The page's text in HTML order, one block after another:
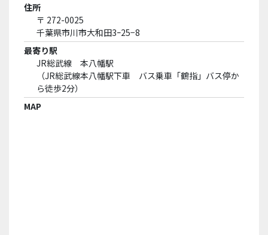
住所
〒 272-0025
千葉県市川市大和田3ｰ25−8
最寄り駅
JR総武線 本八幡駅
（JR総武線本八幡駅下車 バス乗車「鶴指」バス停か
ら徒歩2分）
MAP